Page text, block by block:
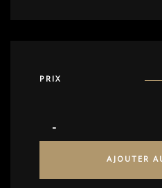
PRIX
AJOUTER